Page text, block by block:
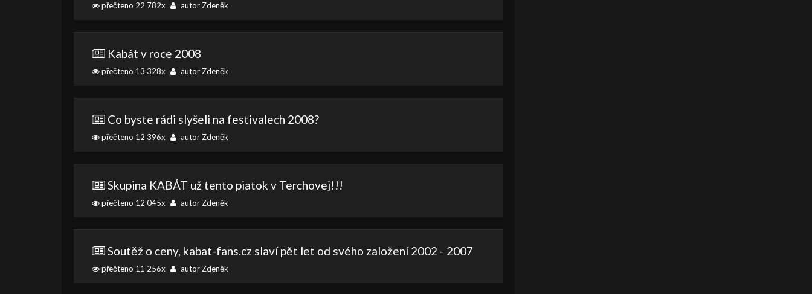
přečteno 22 782x autor Zdeněk
Kabát v roce 2008
přečteno 13 328x autor Zdeněk
Co byste rádi slyšeli na festivalech 2008?
přečteno 12 396x autor Zdeněk
Skupina KABÁT už tento piatok v Terchovej!!!
přečteno 12 045x autor Zdeněk
Soutěž o ceny, kabat-fans.cz slaví pět let od svého založení 2002 - 2007
přečteno 11 256x autor Zdeněk